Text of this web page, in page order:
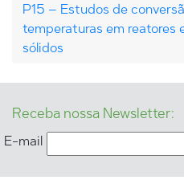
P15 – Estudos de
temperaturas em reatores
sólidos
Receba nossa Newsletter:
E-mail